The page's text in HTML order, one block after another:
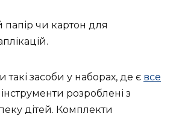
чи картон для
такі засоби у наборах, де є все
інструменти розроблені з
дітей. Комплекти